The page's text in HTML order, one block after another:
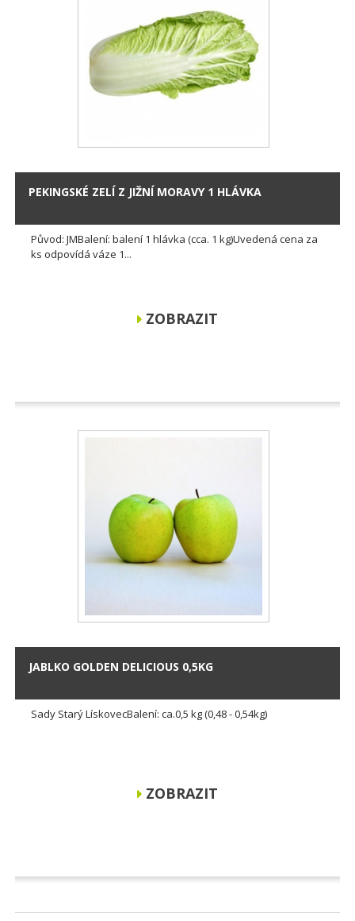
PEKINGSKÉ ZELÍ Z JIŽNÍ MORAVY 1 HLÁVKA
Původ: JMBalení: balení 1 hlávka (cca. 1 kg)Uvedená cena za
ks odpovídá váze 1...
ZOBRAZIT
JABLKO GOLDEN DELICIOUS 0,5KG
Sady Starý LískovecBalení: ca.0,5 kg (0,48 - 0,54kg)
ZOBRAZIT